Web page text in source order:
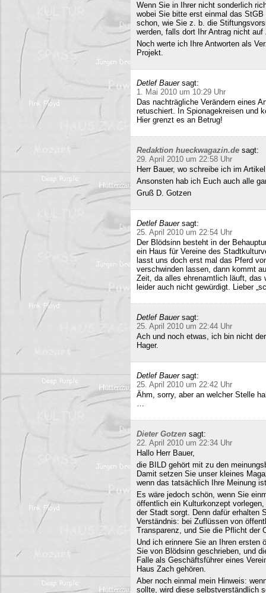
Wenn Sie in Ihrer nicht sonderlich
wobei Sie bitte erst einmal das
schon, wie Sie z. b. die
werden, falls dort Ihr Antrag nicht
Noch werte ich Ihre Antworten als
Projekt.
Detlef Bauer sagt:
1. Mai 2010 um 10:29 Uhr
Das nachträgliche Verändern eines
retuschiert. In Spionagekreisen und
Hier grenzt es an Betrug!
Redaktion hueckwagazin.de sagt:
29. April 2010 um 22:58 Uhr
Herr Bauer, wo schreibe ich im
Ansonsten hab ich Euch auch alle
Gruß D. Gotzen
Detlef Bauer sagt:
25. April 2010 um 22:54 Uhr
Der Blödsinn besteht in der
ein Haus für Vereine des
lasst uns doch erst mal das Pferd
verschwinden lassen, dann kommt
Zeit, da alles ehrenamtlich läuft, das
leider auch nicht gewürdigt. Lieber
Detlef Bauer sagt:
25. April 2010 um 22:44 Uhr
Ach und noch etwas, ich bin nicht
Hager.
Detlef Bauer sagt:
25. April 2010 um 22:42 Uhr
Ähm, sorry, aber an welcher Stelle
…
Dieter Gotzen sagt:
22. April 2010 um 22:34 Uhr
Hallo Herr Bauer,
die BILD gehört mit zu den
Damit setzen Sie unser kleines
wenn das tatsächlich Ihre Meinung
Es wäre jedoch schön, wenn Sie
öffentlich ein Kulturkonzept
der Stadt sorgt. Denn dafür erhalten
Verständnis: bei Zuflüssen von
Transparenz, und Sie die Pflicht der
Und ich erinnere Sie an Ihren ersten
Sie von Blödsinn geschrieben, und
Falle als Geschäftsführer eines
Haus Zach gehören.
Aber noch einmal mein Hinweis:
sollte, wird diese selbstverständlich